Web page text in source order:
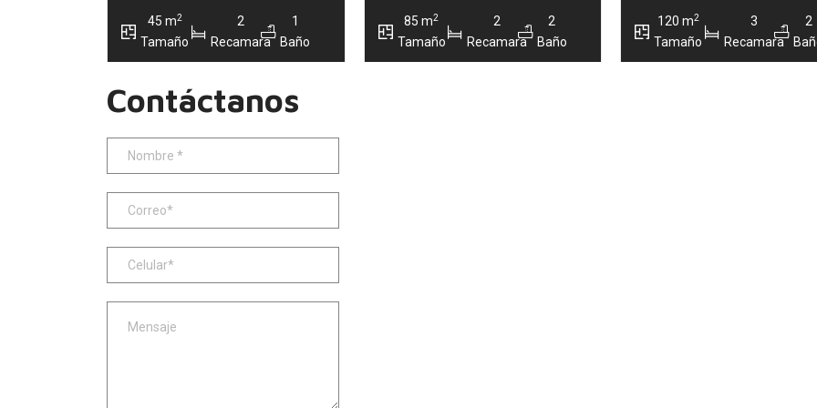
45 m2
Tamaño
2
Recamara
1
Baño
85 m2
Tamaño
2
Recamara
2
Baño
120 m2
Tamaño
3
Recamara
2
Contáctanos